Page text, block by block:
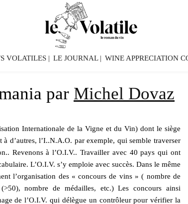
VOLATILES LE JOURNAL WINE APPRECIATION
par Michel Dovaz
Internationale de la Vigne et du Vin) dont le siège
d’autres, l’I..N.A.O. par exemple, qui semble traverser
Revenons à l’O.I.V.. Travailler avec 40 pays qui ont
L’O.I.V. s’y emploie avec succès. Dans le même
l’organisation des « concours de vins » ( nombre de
nombre de médailles, etc.) Les concours ainsi
de l’O.I.V. qui délègue un contrôleur pour vérifier la